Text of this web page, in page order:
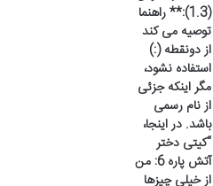
(1.3):** راهنما
توصیه می کند
از دونقطه (:)
استفاده نشود،
مگر اینکه جزئی
از نام رسمی
باشد. در اینجا،
“کیتی دختر
آتش پاره 6: من
از خیلی چیزها